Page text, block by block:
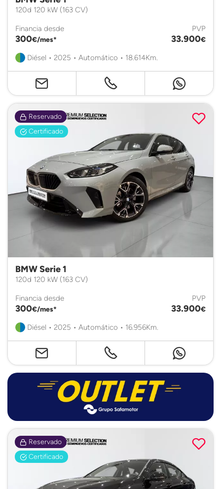
120d 120 kW (163 CV)
Financia desde
300€/mes*
PVP
33.900€
Diésel • 2025 • Automático • 18.614Km.
Reservado
Certificado
BMW Serie 1
120d 120 kW (163 CV)
Financia desde
300€/mes*
PVP
33.900€
Diésel • 2025 • Automático • 16.956Km.
Reservado
Certificado